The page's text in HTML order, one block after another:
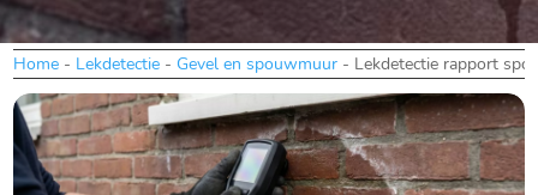
Home - Lekdetectie - Gevel en spouwmuur - Lekdetectie rapport